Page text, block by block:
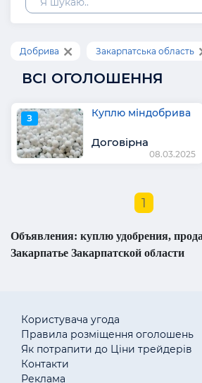
Добрива Закарпатська область
ВСІ ОГОЛОШЕННЯ
З Куплю міндобрива
Договірна
08.03.2025
1
Объявления: куплю удобрения,
Закарпатье Закарпатской области
Користувача угода
Правила розміщення оголошень
Як потрапити до Ціни трейдерів
Контакти
Реклама